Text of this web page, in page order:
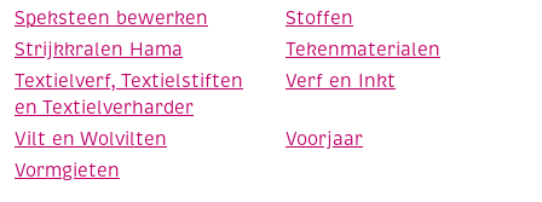
Speksteen bewerken
Stoffen
Strijkkralen Hama
Tekenmaterialen
Textielverf, Textielstiften
en Textielverharder
Verf en Inkt
Vilt en Wolvilten
Voorjaar
Vormgieten